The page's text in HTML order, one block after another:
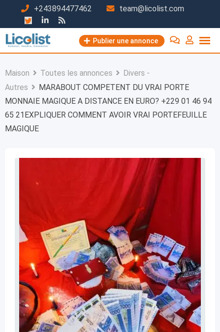
contenu
+243894477462 team@licolist.com
Publier une annonce
Maison Toutes les annonces
Divers -
Autres
MARABOUT COMPETENT DU VRAI PORTE
MONNAIE MAGIQUE A DISTANCE EN EURO? +229 01 46 94
65 21EXPLIQUER COMMENT AVOIR VRAI PORTEFEUILLE
MAGIQUE